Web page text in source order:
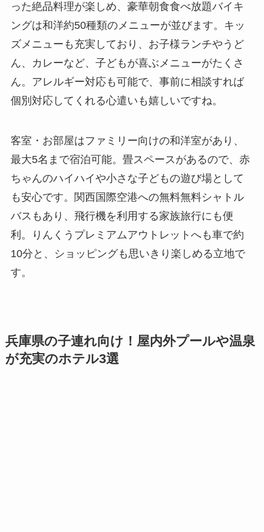
った絶品料理が楽しめ、豪華朝食食べ放題バイキ
ングは和洋約50種類のメニューが並びます。キッ
ズメニューも充実しており、お子様ランチやうど
ん、カレーなど、子どもが喜ぶメニューがたくさ
ん。アレルギー対応も可能で、事前に相談すれば
個別対応してくれる心遣いも嬉しいですね。
客室・お部屋はファミリー向けの和洋室があり、
最大5名まで宿泊可能。畳スペースがあるので、赤
ちゃんのハイハイや小さな子どもの遊び場として
も安心です。関西国際空港への無料無料シャトル
バスもあり、飛行機を利用する家族旅行にも便
利。りんくうプレミアムアウトレットへも車で約
10分と、ショッピングも思いきり楽しめる立地で
す。
兵庫県の子連れ向け！屋内外プールや温泉
が充実のホテル3選